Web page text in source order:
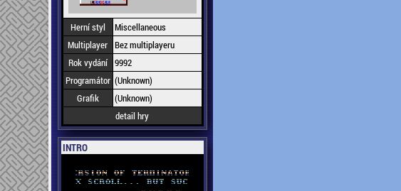
Herní styl
Miscellaneous
Multiplayer Bez multiplayeru
Rok vydání 9992
Programátor (Unknown)
Grafik
(Unknown)
detail hry
INTRO